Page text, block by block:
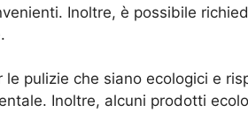
Inoltre, è possibile
pulizie che siano ecologici e
Inoltre, alcuni prodotti